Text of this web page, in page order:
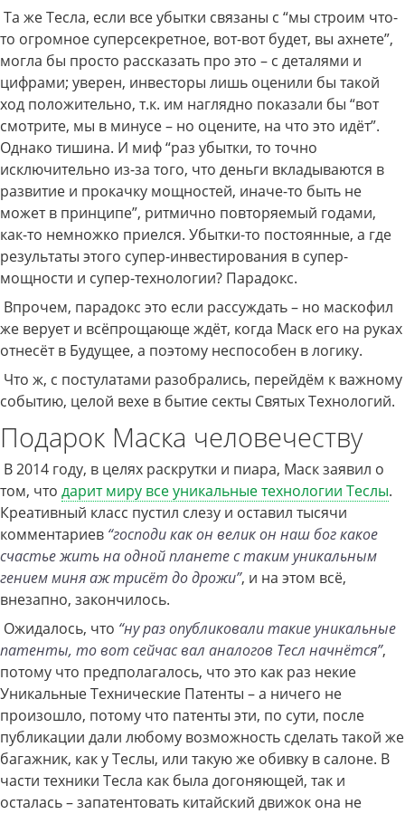
Та же Тесла, если все убытки связаны с “мы строим что-
то огромное суперсекретное, вот-вот будет, вы ахнете”,
могла бы просто рассказать про это – с деталями и
цифрами; уверен, инвесторы лишь оценили бы такой
ход положительно, т.к. им наглядно показали бы “вот
смотрите, мы в минусе – но оцените, на что это идёт”.
Однако тишина. И миф “раз убытки, то точно
исключительно из-за того, что деньги вкладываются в
развитие и прокачку мощностей, иначе-то быть не
может в принципе”, ритмично повторяемый годами,
как-то немножко приелся. Убытки-то постоянные, а где
результаты этого супер-инвестирования в супер-
мощности и супер-технологии? Парадокс.
Впрочем, парадокс это если рассуждать – но маскофил
же верует и всёпрощающе ждёт, когда Маск его на руках
отнесёт в Будущее, а поэтому неспособен в логику.
Что ж, с постулатами разобрались, перейдём к важному
событию, целой вехе в бытие секты Святых Технологий.
Подарок Маска человечеству
В 2014 году, в целях раскрутки и пиара, Маск заявил о
том, что дарит миру все уникальные технологии Теслы.
Креативный класс пустил слезу и оставил тысячи
комментариев “господи как он велик он наш бог какое
счастье жить на одной планете с таким уникальным
гением миня аж трисёт до дрожи”, и на этом всё,
внезапно, закончилось.
Ожидалось, что “ну раз опубликовали такие уникальные
патенты, то вот сейчас вал аналогов Тесл начнётся”,
потому что предполагалось, что это как раз некие
Уникальные Технические Патенты – а ничего не
произошло, потому что патенты эти, по сути, после
публикации дали любому возможность сделать такой же
багажник, как у Теслы, или такую же обивку в салоне. В
части техники Тесла как была догоняющей, так и
осталась – запатентовать китайский движок она не